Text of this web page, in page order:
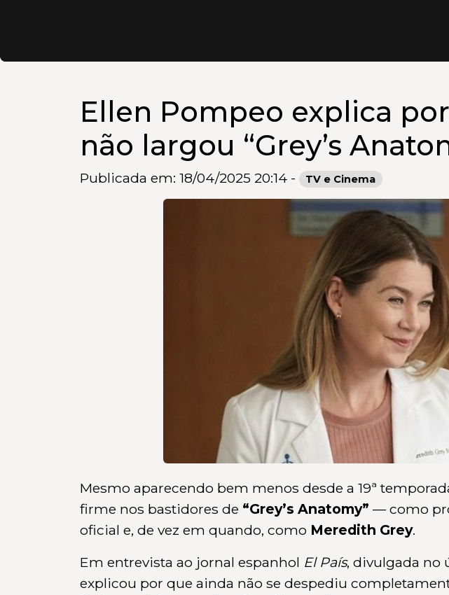
Ellen Pompeo explica
não largou “Grey’s
Publicada em: 18/04/2025 20:14 - TV e Cinema
Mesmo aparecendo bem menos desde a 19ª
firme nos bastidores de “Grey’s Anatomy” — como
oficial e, de vez em quando, como Meredith Grey.
Em entrevista ao jornal espanhol El País, divulgada no
explicou por que ainda não se despediu